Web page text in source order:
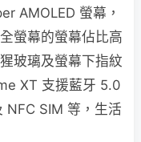
AMOLED 螢幕，
螢幕的螢幕佔比高
玻璃及螢幕下指紋
XT 支援藍牙 5.0
NFC SIM 等，生活